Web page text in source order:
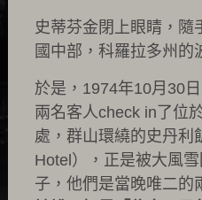
史蒂芬金閉上眼睛，隨
國中部，科羅拉多州的
於是，1974年10月30
兩名客人check in了位
處，群山環繞的史丹利
Hotel），正是被大風
子，他們是當晚唯二